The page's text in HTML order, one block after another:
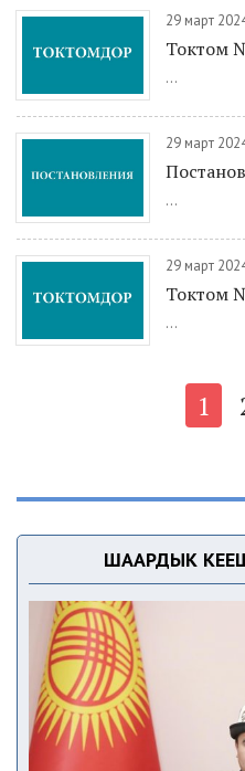
29 март
Токтом
...
29 март
...
29 март
Токтом
...
1
ШААРДЫК